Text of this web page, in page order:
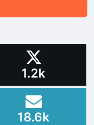
1.2k
18.6k